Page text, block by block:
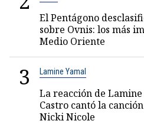
El Pentágono
sobre Ovnis: los más
Medio Oriente
3 Lamine Yamal
La reacción de
Castro cantó la
Nicki Nicole